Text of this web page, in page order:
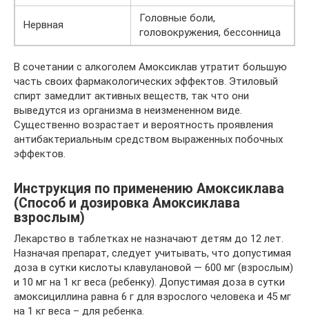
Нервная
Головные боли,
головокружения, бессонница
В сочетании с алкоголем Амоксиклав утратит большую
часть своих фармакологических эффектов. Этиловый
спирт замедлит активных веществ, так что они
выведутся из организма в неизмененном виде.
Существенно возрастает и вероятность проявления
антибактериальным средством выраженных побочных
эффектов.
Инструкция по применению Амоксиклава
(Способ и дозировка Амоксиклава
взрослым)
Лекарство в таблетках не назначают детям до 12 лет.
Назначая препарат, следует учитывать, что допустимая
доза в сутки кислоты клавулановой — 600 мг (взрослым)
и 10 мг на 1 кг веса (ребенку). Допустимая доза в сутки
амоксициллина равна 6 г для взрослого человека и 45 мг
на 1 кг веса – для ребенка.